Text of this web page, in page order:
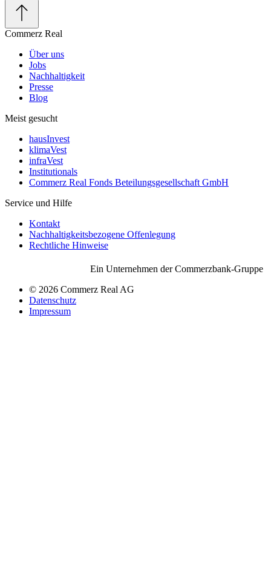
Commerz Real
Über uns
Jobs
Nachhaltigkeit
Presse
Blog
Meist gesucht
hausInvest
klimaVest
infraVest
Institutionals
Commerz Real Fonds Beteilungsgesellschaft GmbH
Service und Hilfe
Kontakt
Nachhaltigkeitsbezogene Offenlegung
Rechtliche Hinweise
Ein Unternehmen der Commerzbank-Gruppe
© 2026 Commerz Real AG
Datenschutz
Impressum